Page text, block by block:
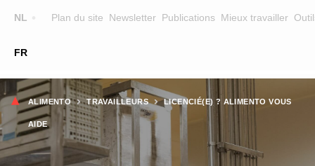
NL
FR
Plan du site Newsletter Publications Mieux travailler
Main
navigation
FORMATION
FORMATEURS
SUR ALIMENTO
CHERCHER UNE FORMATION
Fil
d'Ariane
ALIMENTO TRAVAILLEURS LICENCIÉ(E) ? ALIMENTO VOUS
AIDE